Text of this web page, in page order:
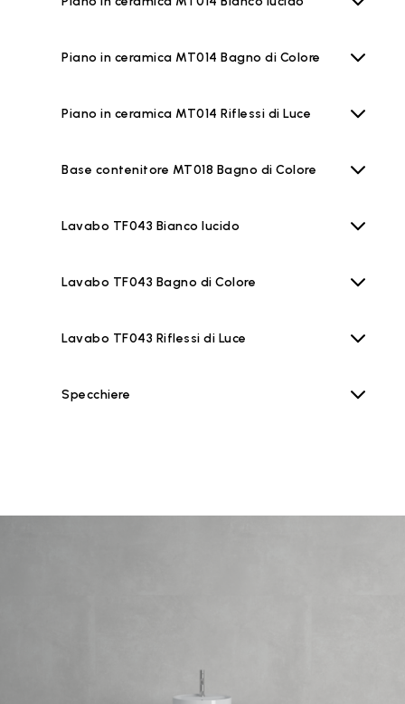
Piano in ceramica MT014 Bagno di Colore
Piano in ceramica MT014 Riflessi di Luce
Base contenitore MT018 Bagno di Colore
Lavabo TF043 Bianco lucido
Lavabo TF043 Bagno di Colore
Lavabo TF043 Riflessi di Luce
Specchiere